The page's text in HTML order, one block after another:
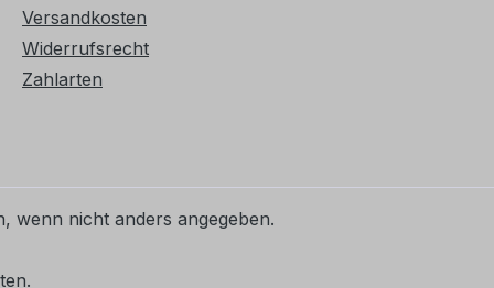
Versandkosten
Widerrufsrecht
Zahlarten
wenn nicht anders angegeben.